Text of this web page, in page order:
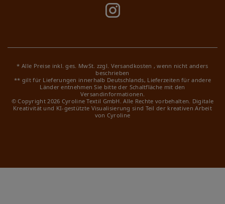
* Alle Preise inkl. ges. MwSt. zzgl. Versandkosten , wenn nicht anders
beschrieben
** gilt für Lieferungen innerhalb Deutschlands, Lieferzeiten für andere
Länder entnehmen Sie bitte der Schaltfläche mit den
Versandinformationen.
© Copyright 2026 Cyroline Textil GmbH. Alle Rechte vorbehalten. Digitale
Kreativität und KI-gestützte Visualisierung sind Teil der kreativen Arbeit
von Cyroline